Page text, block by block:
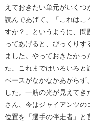
えておきたい単元がいく
読んであげて、「これはこ
すか？」というように、問
ってあげると、びっくり
ました。やっておきたか
た。これまではいろいろと
ペースがなかなかあがらず
した。一筋の光が見えてき
さん、今はジャイアンツの
位置を「選手の伴走者」と